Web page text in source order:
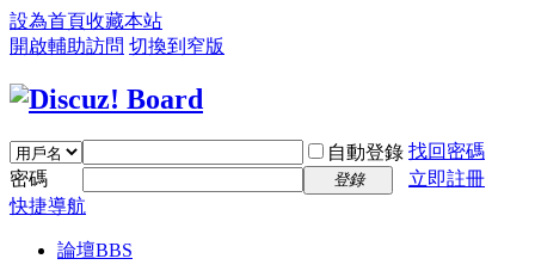
設為首頁收藏本站
開啟輔助訪問 切換到窄版
自動登錄 找回密碼
密碼
登錄
立即註冊
快捷導航
論壇BBS